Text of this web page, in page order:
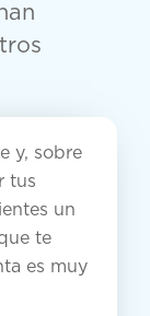
y, sobre
tus
un
te
es muy